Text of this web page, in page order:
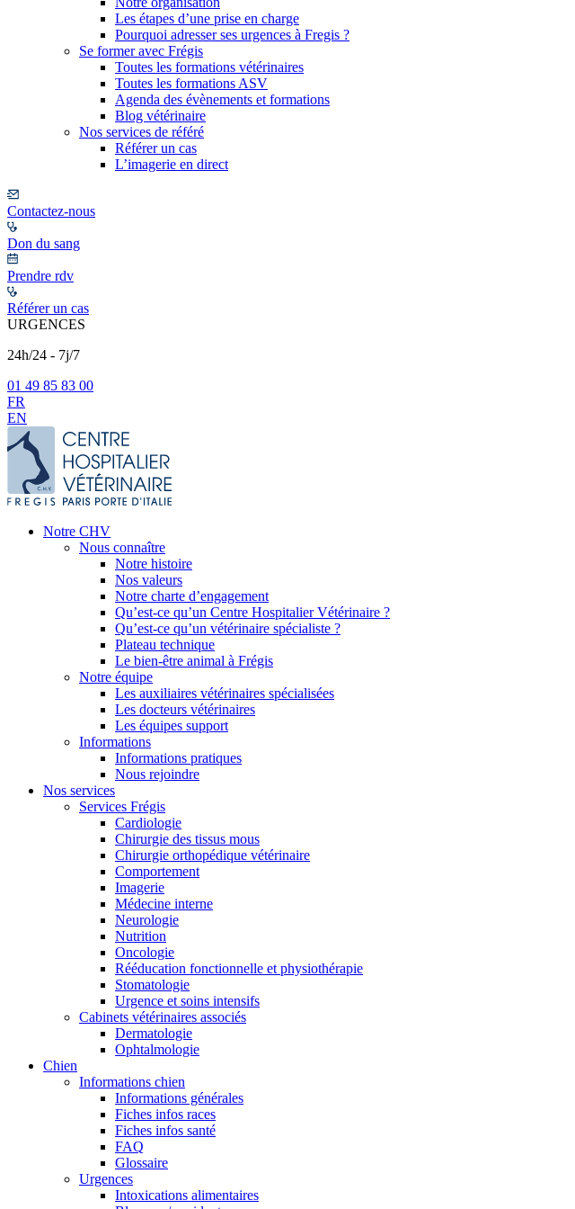
Les étapes d’une prise en charge
Pourquoi adresser ses urgences à Fregis ?
Se former avec Frégis
Toutes les formations vétérinaires
Toutes les formations ASV
Agenda des évènements et formations
Blog vétérinaire
Nos services de référé
Référer un cas
L’imagerie en direct
Contactez-nous
Don du sang
Prendre rdv
Référer un cas
URGENCES
24h/24 - 7j/7
01 49 85 83 00
FR
EN
Notre CHV
Nous connaître
Notre histoire
Nos valeurs
Notre charte d’engagement
Qu’est-ce qu’un Centre Hospitalier Vétérinaire ?
Qu’est-ce qu’un vétérinaire spécialiste ?
Plateau technique
Le bien-être animal à Frégis
Notre équipe
Les auxiliaires vétérinaires spécialisées
Les docteurs vétérinaires
Les équipes support
Informations
Informations pratiques
Nous rejoindre
Nos services
Services Frégis
Cardiologie
Chirurgie des tissus mous
Chirurgie orthopédique vétérinaire
Comportement
Imagerie
Médecine interne
Neurologie
Nutrition
Oncologie
Rééducation fonctionnelle et physiothérapie
Stomatologie
Urgence et soins intensifs
Cabinets vétérinaires associés
Dermatologie
Ophtalmologie
Chien
Informations chien
Informations générales
Fiches infos races
Fiches infos santé
FAQ
Glossaire
Urgences
Intoxications alimentaires